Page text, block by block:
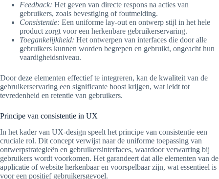
Feedback: Het geven van directe respons na acties van
gebruikers, zoals bevestiging of foutmelding.
Consistentie: Een uniforme lay-out en ontwerp stijl in het hele
product zorgt voor een herkenbare gebruikerservaring.
Toegankelijkheid: Het ontwerpen van interfaces die door alle
gebruikers kunnen worden begrepen en gebruikt, ongeacht hun
vaardigheidsniveau.
Door deze elementen effectief te integreren, kan de kwaliteit van de
gebruikerservaring een significante boost krijgen, wat leidt tot
tevredenheid en retentie van gebruikers.
Principe van consistentie in UX
In het kader van UX-design speelt het principe van consistentie een
cruciale rol. Dit concept verwijst naar de uniforme toepassing van
ontwerpstrategieën en gebruikersinterfaces, waardoor verwarring bij
gebruikers wordt voorkomen. Het garandeert dat alle elementen van de
applicatie of website herkenbaar en voorspelbaar zijn, wat essentieel is
voor een positief gebruikersgevoel.